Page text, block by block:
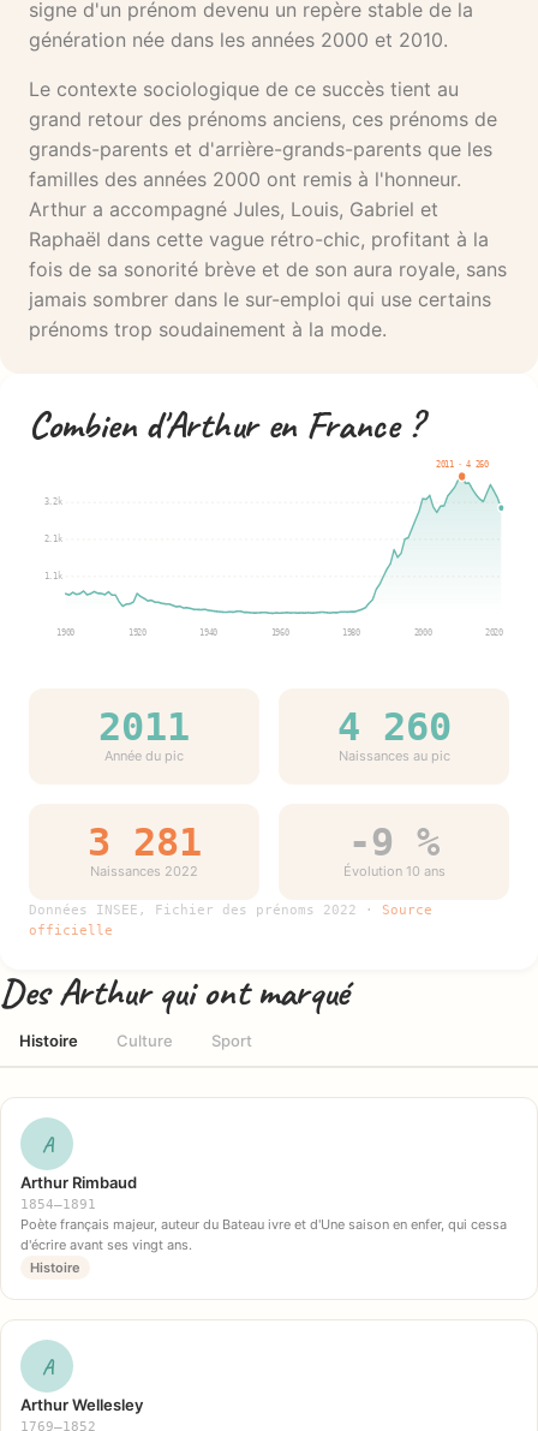
signe d'un prénom devenu un repère stable de la
génération née dans les années 2000 et 2010.
Le contexte sociologique de ce succès tient au
grand retour des prénoms anciens, ces prénoms de
grands-parents et d'arrière-grands-parents que les
familles des années 2000 ont remis à l'honneur.
Arthur a accompagné Jules, Louis, Gabriel et
Raphaël dans cette vague rétro-chic, profitant à la
fois de sa sonorité brève et de son aura royale, sans
jamais sombrer dans le sur-emploi qui use certains
prénoms trop soudainement à la mode.
Combien d'Arthur en France ?
1.1k
2.1k
3.2k
1900 1920 1940 1960 1980 2000 2020
2011 · 4 260
2011
Année du pic
4 260
Naissances au pic
3 281
Naissances 2022
-9 %
Évolution 10 ans
Données INSEE, Fichier des prénoms 2022 · Source
officielle
Des Arthur qui ont marqué
Histoire Culture Sport
A
Arthur Rimbaud
1854–1891
Poète français majeur, auteur du Bateau ivre et d'Une saison en enfer, qui cessa
d'écrire avant ses vingt ans.
Histoire
A
Arthur Wellesley
1769–1852